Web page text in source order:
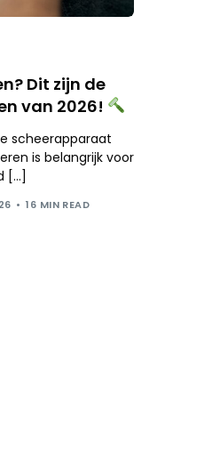
Dit zijn de
van 2026!
scheerapparaat
is belangrijk voor
[…]
16 MIN READ